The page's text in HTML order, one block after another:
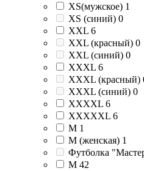
XS(мужское) 1
XS (синий) 0
XXL 6
XXL (красный) 0
XXL (синий) 0
XXXL 6
XXXL (красный)
XXXL (синий) 0
XXXXL 6
XXXXXL 6
М 1
М (женская) 1
Футболка
M 42